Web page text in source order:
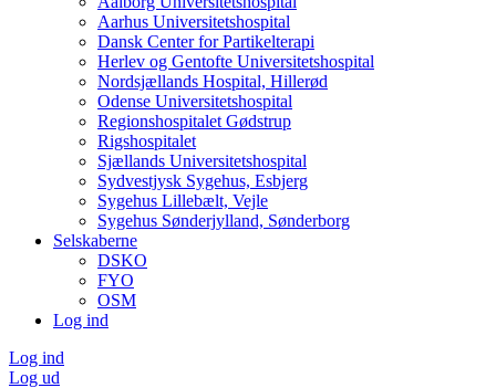
Aarhus Universitetshospital
Dansk Center for Partikelterapi
Herlev og Gentofte Universitetshospital
Nordsjællands Hospital, Hillerød
Odense Universitetshospital
Regionshospitalet Gødstrup
Rigshospitalet
Sjællands Universitetshospital
Sydvestjysk Sygehus, Esbjerg
Sygehus Lillebælt, Vejle
Sygehus Sønderjylland, Sønderborg
Selskaberne
DSKO
FYO
OSM
Log ind
Log ind
Log ud